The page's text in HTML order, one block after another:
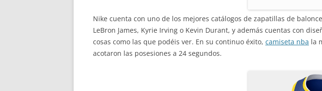
Nike cuenta con uno de los mejores catálogos de zapatillas de
LeBron James, Kyrie Irving o Kevin Durant, y además cuentas con
cosas como las que podéis ver. En su continuo éxito, camiseta nba la
acotaron las posesiones a 24 segundos.